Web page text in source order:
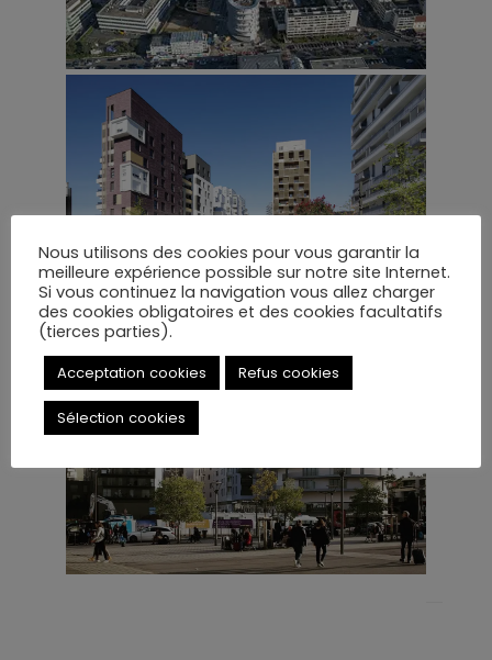
Nous utilisons des cookies pour vous garantir la
meilleure expérience possible sur notre site Internet.
Si vous continuez la navigation vous allez charger
des cookies obligatoires et des cookies facultatifs
(tierces parties).
Acceptation cookies Refus cookies
Sélection cookies